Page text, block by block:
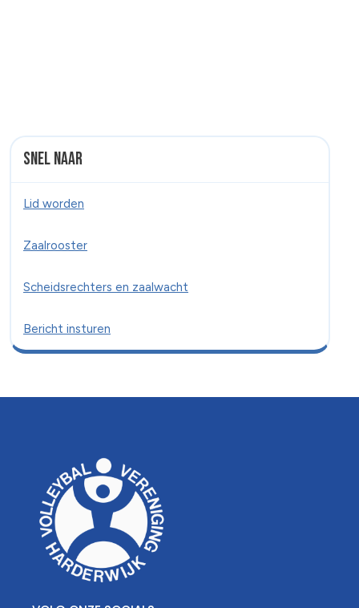
Snel naar
Lid worden
Zaalrooster
Scheidsrechters en zaalwacht
Bericht insturen